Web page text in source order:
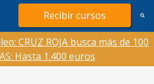
Recibir cursos
CRUZ ROJA busca más de 100
Hasta 1.400 euros